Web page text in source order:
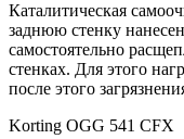
Каталитическая
заднюю стенку
самостоятельно
стенках. Для этого
после этого
Korting OGG 541 CFX